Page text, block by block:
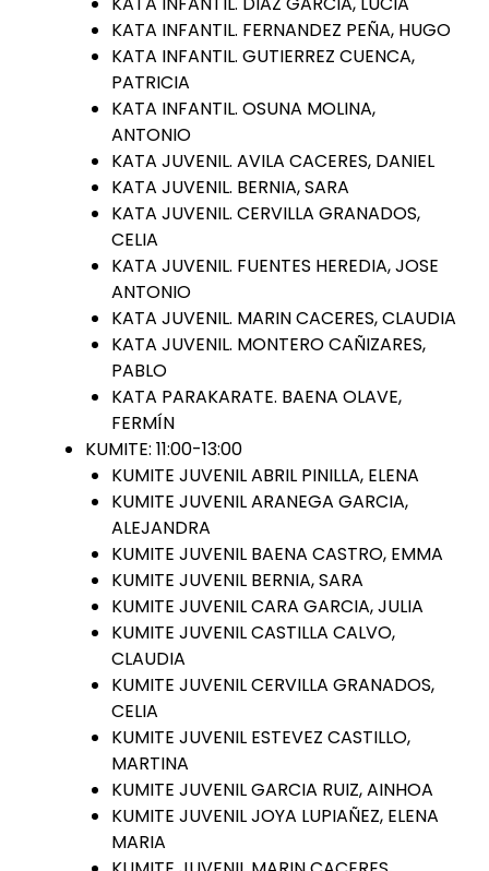
KATA INFANTIL. FERNANDEZ PEÑA, HUGO
KATA INFANTIL. GUTIERREZ CUENCA,
PATRICIA
KATA INFANTIL. OSUNA MOLINA,
ANTONIO
KATA JUVENIL. AVILA CACERES, DANIEL
KATA JUVENIL. BERNIA, SARA
KATA JUVENIL. CERVILLA GRANADOS,
CELIA
KATA JUVENIL. FUENTES HEREDIA, JOSE
ANTONIO
KATA JUVENIL. MARIN CACERES, CLAUDIA
KATA JUVENIL. MONTERO CAÑIZARES,
PABLO
KATA PARAKARATE. BAENA OLAVE,
FERMÍN
KUMITE: 11:00-13:00
KUMITE JUVENIL ABRIL PINILLA, ELENA
KUMITE JUVENIL ARANEGA GARCIA,
ALEJANDRA
KUMITE JUVENIL BAENA CASTRO, EMMA
KUMITE JUVENIL BERNIA, SARA
KUMITE JUVENIL CARA GARCIA, JULIA
KUMITE JUVENIL CASTILLA CALVO,
CLAUDIA
KUMITE JUVENIL CERVILLA GRANADOS,
CELIA
KUMITE JUVENIL ESTEVEZ CASTILLO,
MARTINA
KUMITE JUVENIL GARCIA RUIZ, AINHOA
KUMITE JUVENIL JOYA LUPIAÑEZ, ELENA
MARIA